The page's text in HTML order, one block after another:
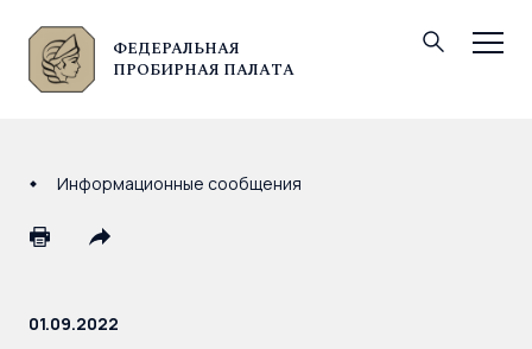
ФЕДЕРАЛЬНАЯ
ПРОБИРНАЯ ПАЛАТА
© Федеральная пробирная палата, 2026
Информационные сообщения
01.09.2022